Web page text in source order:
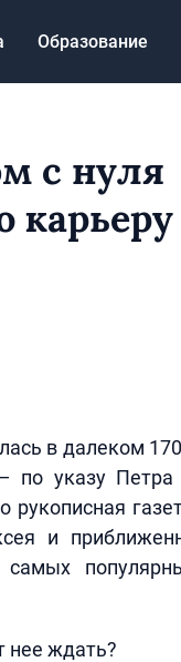
Образование
с нуля
карьеру
в далеком
по указу
и
нее ждать?